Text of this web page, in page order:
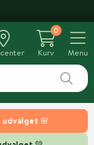
udvalget 🌸
0
Kurv
Menu